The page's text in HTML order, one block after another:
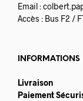
Email :
Accès : Bus F2 /
INFORMATIONS
Livraison
Paiement